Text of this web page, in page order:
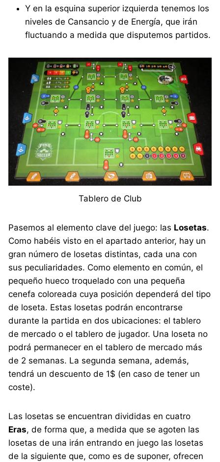
Y en la esquina superior izquierda tenemos los
niveles de Cansancio y de Energía, que irán
fluctuando a medida que disputemos partidos.
Tablero de Club
Pasemos al elemento clave del juego: las Losetas.
Como habéis visto en el apartado anterior, hay un
gran número de losetas distintas, cada una con
sus peculiaridades. Como elemento en común, el
pequeño hueco troquelado con una pequeña
cenefa coloreada cuya posición dependerá del tipo
de loseta. Estas losetas podrán encontrarse
durante la partida en dos ubicaciones: el tablero
de mercado o el tablero de jugador. Una loseta no
podrá permanecer en el tablero de mercado más
de 2 semanas. La segunda semana, además,
tendrá un descuento de 1$ (en caso de tener un
coste).
Las losetas se encuentran divididas en cuatro
Eras, de forma que, a medida que se agoten las
losetas de una irán entrando en juego las losetas
de la siguiente que, como es de suponer, ofrecen